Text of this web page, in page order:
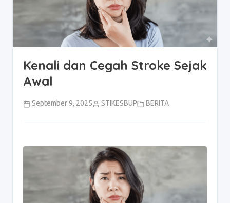
Kenali dan Cegah Stroke Sejak
Awal
September 9, 2025 STIKESBUP BERITA